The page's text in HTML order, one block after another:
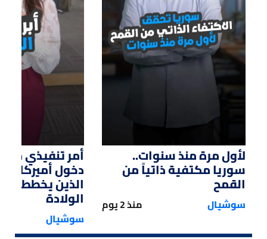
01:33
لأول مرة منذ سنوات..
سوريا مكتفية ذاتياً من
القمح
سوشيال منذ 2 يوم
أمر تنفيذي من
دخول أميركا
الذين يخططون
الولادة
سوشيال